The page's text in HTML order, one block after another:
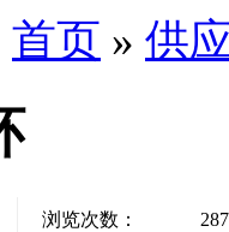
首页 » 供
浏览次数：
287